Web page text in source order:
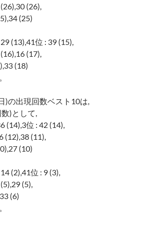
(26),
(25)
(13),41位 : 39 (15),
(17),
(18)
)の出現回数ベスト10は,
)として,
(14),3位 : 42 (14),
(12),38 (11),
(10)
(2),41位 : 9 (3),
(5),
(6)